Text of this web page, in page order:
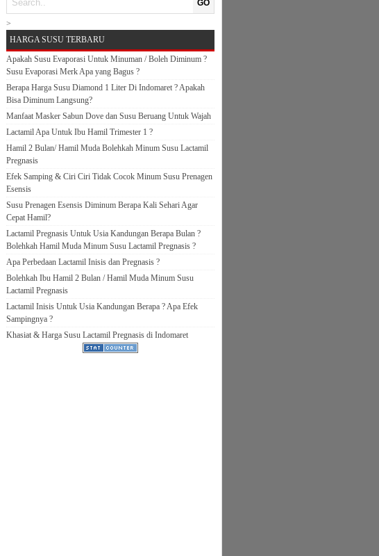
GO
>
HARGA SUSU TERBARU
Apakah Susu Evaporasi Untuk Minuman / Boleh Diminum ?
Susu Evaporasi Merk Apa yang Bagus ?
Berapa Harga Susu Diamond 1 Liter Di Indomaret ? Apakah
Bisa Diminum Langsung?
Manfaat Masker Sabun Dove dan Susu Beruang Untuk Wajah
Lactamil Apa Untuk Ibu Hamil Trimester 1 ?
Hamil 2 Bulan/ Hamil Muda Bolehkah Minum Susu Lactamil
Pregnasis
Efek Samping & Ciri Ciri Tidak Cocok Minum Susu Prenagen
Esensis
Susu Prenagen Esensis Diminum Berapa Kali Sehari Agar
Cepat Hamil?
Lactamil Pregnasis Untuk Usia Kandungan Berapa Bulan ?
Bolehkah Hamil Muda Minum Susu Lactamil Pregnasis ?
Apa Perbedaan Lactamil Inisis dan Pregnasis ?
Bolehkah Ibu Hamil 2 Bulan / Hamil Muda Minum Susu
Lactamil Pregnasis
Lactamil Inisis Untuk Usia Kandungan Berapa ? Apa Efek
Sampingnya ?
Khasiat & Harga Susu Lactamil Pregnasis di Indomaret